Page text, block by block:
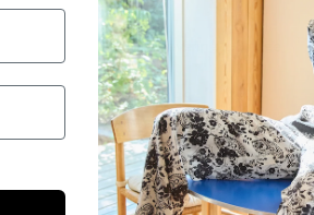
Levering 1-3 dage
OBS.
Ikke alle vores varer
Kontakt din